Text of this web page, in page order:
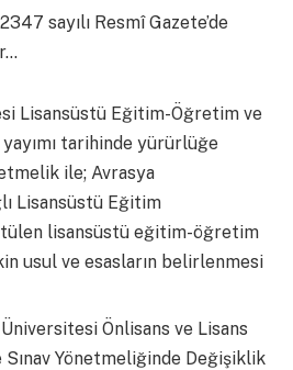
sayılı Resmî Gazete’de
Lisansüstü Eğitim-Öğretim ve
yayımı tarihinde yürürlüğe
ile; Avrasya
Lisansüstü Eğitim
lisansüstü eğitim-öğretim
usul ve esasların belirlenmesi
Önlisans ve Lisans
Yönetmeliğinde Değişiklik